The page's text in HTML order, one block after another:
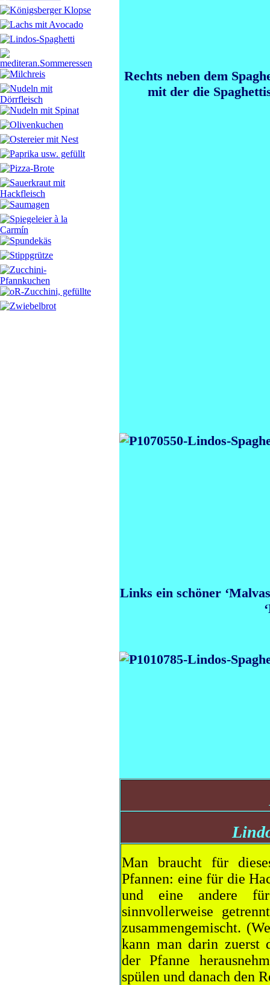
Rechts neben dem
mit der die
Links ein schöner
Man braucht für
Pfannen: eine für die
und eine andere
sinnvollerweise
zusammengemischt.
kann man darin zuerst
der Pfanne
spülen und danach den